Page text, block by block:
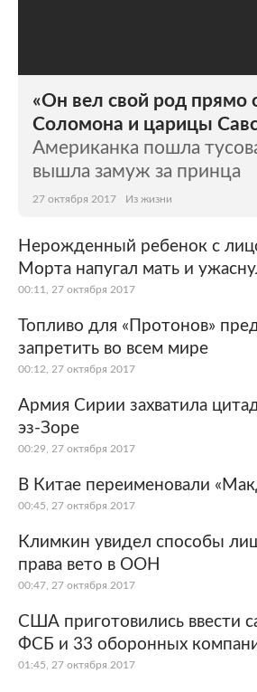
«Он вел свой род прямо
Соломона и царицы
Американка пошла
вышла замуж за принца
27 октября 2017 Из жизни
Нерожденный ребенок с
Морта напугал мать и
00:11, 27 октября 2017
Топливо для «Протонов»
запретить во всем мире
00:12, 27 октября 2017
Армия Сирии захватила
эз-Зоре
00:29, 27 октября 2017
В Китае переименовали
00:45, 27 октября 2017
Климкин увидел способы
права вето в ООН
00:47, 27 октября 2017
США приготовились ввести
ФСБ и 33 оборонных
01:45, 27 октября 2017